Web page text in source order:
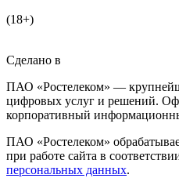
(18+)
Сделано в
ПАО «Ростелеком» —
цифровых услуг и решений.
корпоративный
ПАО «Ростелеком»
при работе сайта в
персональных данных.